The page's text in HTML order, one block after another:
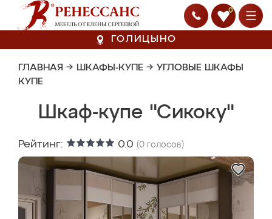
0
ГОЛИЦЫНО
ГЛАВНАЯ → ШКАФЫ-КУПЕ → УГЛОВЫЕ ШКАФЫ
КУПЕ
Шкаф-купе "Сикоку"
Рейтинг: 0.0 (0 голосов)